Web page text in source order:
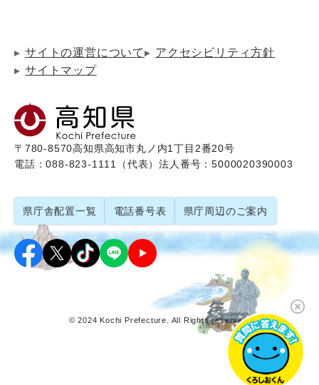
サイトの運営について
アクセシビリティ方針
サイトマップ
〒780-8570高知県高知市丸ノ内1丁目2番20号
電話：088-823-1111（代表）法人番号：5000020390003
県庁舎配置一覧 電話番号表 県庁周辺のご案内
© 2024 Kochi Prefecture. All Rights reserved.